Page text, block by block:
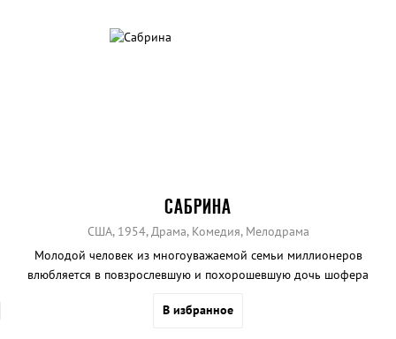
САБРИНА
США, 1954, Драма, Комедия, Мелодрама
Молодой человек из многоуважаемой семьи миллионеров
влюбляется в повзрослевшую и похорошевшую дочь шофера
В избранное